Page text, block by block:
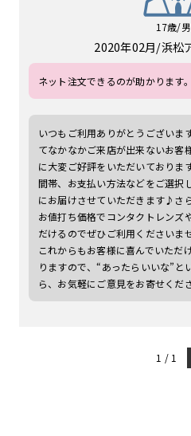
17歳/
2020年02月 浜松
ネット注文できるのが助かります。
いつもご利用ありがとうございま
てなかなかご来店が出来ないお客
に大変ご好評をいただいておりま
間帯、お支払い方法などをご選択
にお届けさせていただきます♪さ
お値打ち価格でコンタクトレンズ
だけるのでぜひご利用くださいま
これからもお客様に喜んでいただ
りますので、“あったらいいな”と
ら、お気軽にご意見をお寄せくださ
1 / 1